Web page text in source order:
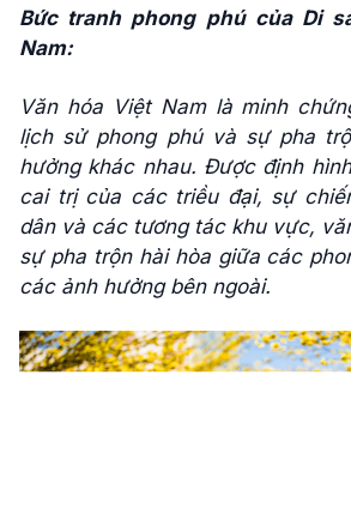
Bức tranh phong phú của Di
Nam:
Văn hóa Việt Nam là minh
lịch sử phong phú và sự pha
hưởng khác nhau. Được định
cai trị của các triều đại, sự
dân và các tương tác khu vực,
sự pha trộn hài hòa giữa các
các ảnh hưởng bên ngoài.